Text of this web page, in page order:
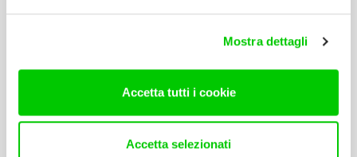
Mostra dettagli
Accetta tutti i cookie
Accetta selezionati
Download our Catalogue